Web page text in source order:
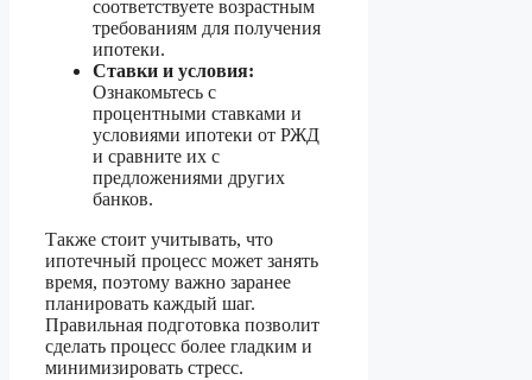
соответствуете возрастным
требованиям для получения
ипотеки.
Ставки и условия:
Ознакомьтесь с
процентными ставками и
условиями ипотеки от РЖД
и сравните их с
предложениями других
банков.
Также стоит учитывать, что
ипотечный процесс может занять
время, поэтому важно заранее
планировать каждый шаг.
Правильная подготовка позволит
сделать процесс более гладким и
минимизировать стресс.